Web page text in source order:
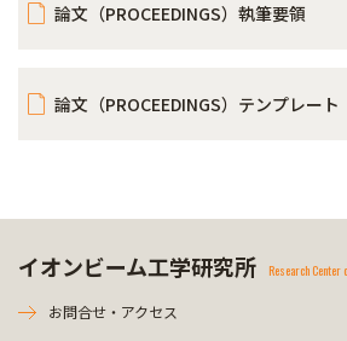
論文（PROCEEDINGS）執筆要領
論文（PROCEEDINGS）テンプレート
イオンビーム工学研究所 Research Center
お問合せ・アクセス